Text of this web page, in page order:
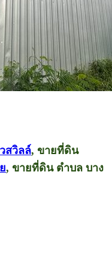
สวิลล์, ขายที่ดิน
, ขายที่ดิน ตำบล บาง